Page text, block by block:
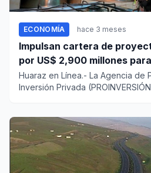
ECONOMÍA hace 3 meses
Impulsan cartera de
por US$ 2,900 millones
2027
Huaraz en Línea.- La Agencia de
Inversión Privada